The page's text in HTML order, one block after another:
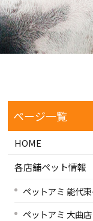
HOME
各店舗ペット情報
ペットアミ 能代
ペットアミ 大曲店